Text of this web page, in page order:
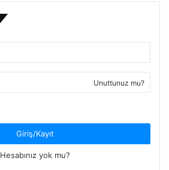
Unuttunuz mu?
Giriş/Kayıt
Hesabınız yok mu?